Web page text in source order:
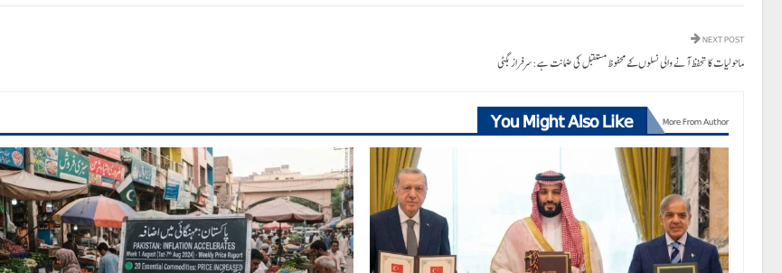
NEXT POST
ماحولیات کا تحفظ آنے والی نسلوں کے محفوظ مستقبل کی ضمانت ہے: سرفراز بگٹی
You Might Also Like More From Author